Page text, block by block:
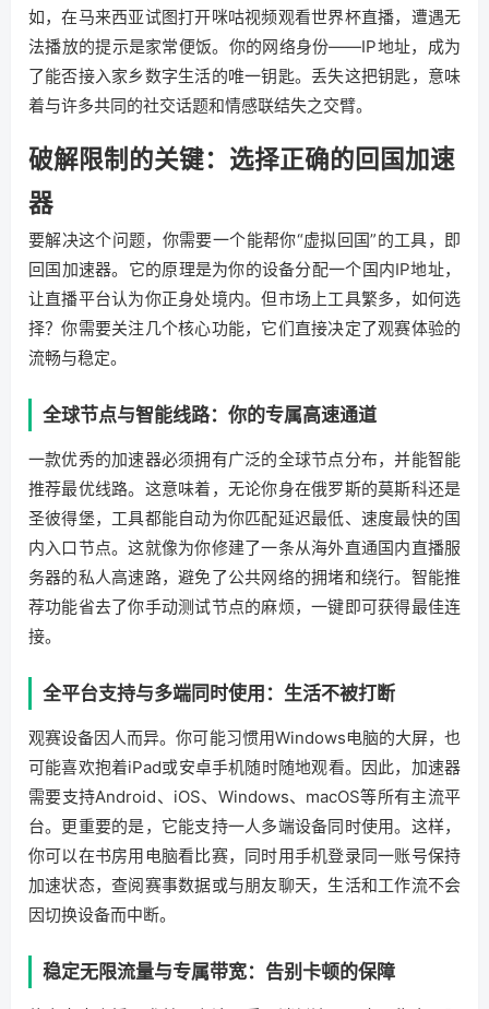
如，在马来西亚试图打开咪咕视频观看世界杯直播，遭遇无
法播放的提示是家常便饭。你的网络身份——IP地址，成为
了能否接入家乡数字生活的唯一钥匙。丢失这把钥匙，意味
着与许多共同的社交话题和情感联结失之交臂。
破解限制的关键：选择正确的回国加速
器
要解决这个问题，你需要一个能帮你“虚拟回国”的工具，即
回国加速器。它的原理是为你的设备分配一个国内IP地址，
让直播平台认为你正身处境内。但市场上工具繁多，如何选
择？你需要关注几个核心功能，它们直接决定了观赛体验的
流畅与稳定。
全球节点与智能线路：你的专属高速通道
一款优秀的加速器必须拥有广泛的全球节点分布，并能智能
推荐最优线路。这意味着，无论你身在俄罗斯的莫斯科还是
圣彼得堡，工具都能自动为你匹配延迟最低、速度最快的国
内入口节点。这就像为你修建了一条从海外直通国内直播服
务器的私人高速路，避免了公共网络的拥堵和绕行。智能推
荐功能省去了你手动测试节点的麻烦，一键即可获得最佳连
接。
全平台支持与多端同时使用：生活不被打断
观赛设备因人而异。你可能习惯用Windows电脑的大屏，也
可能喜欢抱着iPad或安卓手机随时随地观看。因此，加速器
需要支持Android、iOS、Windows、macOS等所有主流平
台。更重要的是，它能支持一人多端设备同时使用。这样，
你可以在书房用电脑看比赛，同时用手机登录同一账号保持
加速状态，查阅赛事数据或与朋友聊天，生活和工作流不会
因切换设备而中断。
稳定无限流量与专属带宽：告别卡顿的保障